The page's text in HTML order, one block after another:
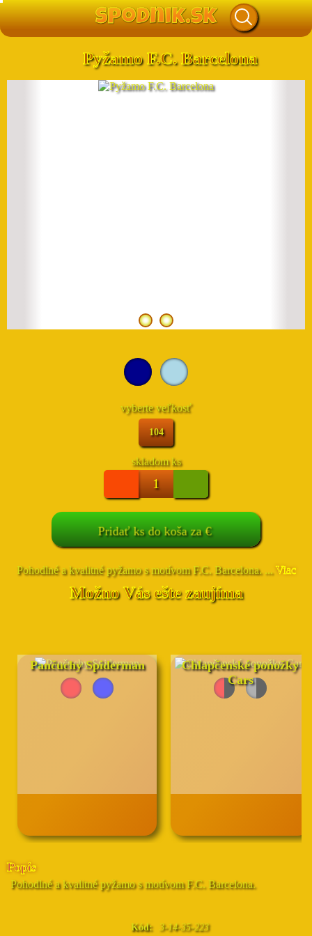
Pyžamo F.C. Barcelona
vyberte veľkosť
104
skladomks
Pridaťks do koša za€
Pohodlné a kvalitné pyžamo s motívom F.C. Barcelona. ... Viac
Možno Vás ešte zaujíma
Pančuchy Spiderman
Chlapčenské ponožky
Cars
Popis
Pohodlné a kvalitné pyžamo s motívom F.C. Barcelona.
Kód: 3-14-35-223